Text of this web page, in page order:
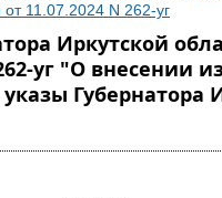
от 11.07.2024 N 262-уг
Иркутской
уг "О внесении
Губернатора